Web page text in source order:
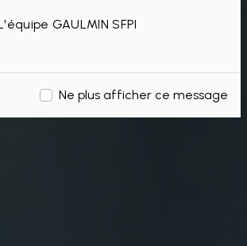
GAULMIN SFPI
Ne plus afficher ce message